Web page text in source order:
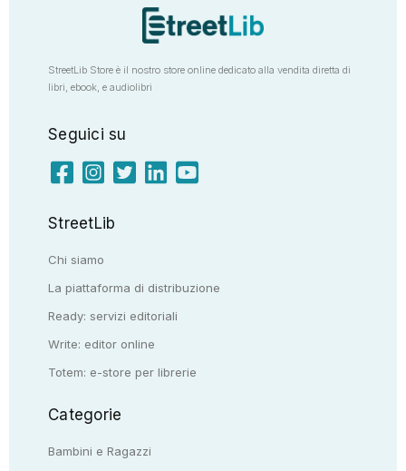
StreetLib Store è il nostro store online dedicato alla vendita diretta di
libri, ebook, e audiolibri
Seguici su
StreetLib
Chi siamo
La piattaforma di distribuzione
Ready: servizi editoriali
Write: editor online
Totem: e-store per librerie
Categorie
Bambini e Ragazzi